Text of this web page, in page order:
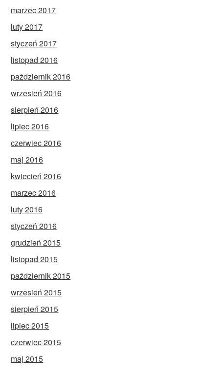
marzec 2017
luty 2017
styczeń 2017
listopad 2016
październik 2016
wrzesień 2016
sierpień 2016
lipiec 2016
czerwiec 2016
maj 2016
kwiecień 2016
marzec 2016
luty 2016
styczeń 2016
grudzień 2015
listopad 2015
październik 2015
wrzesień 2015
sierpień 2015
lipiec 2015
czerwiec 2015
maj 2015